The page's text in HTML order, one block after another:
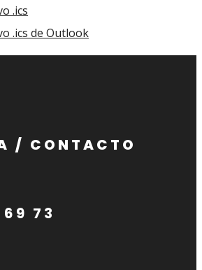
.ics
.ics de Outlook
/ CONTACTO
73